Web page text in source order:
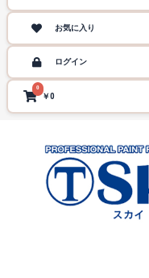
お気に入り
ログイン
0
￥0